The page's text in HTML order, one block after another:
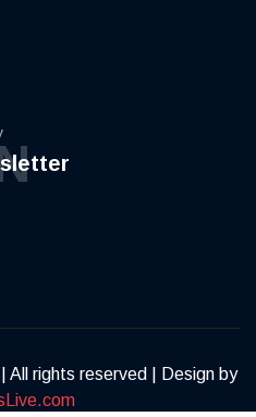
rights reserved | Design by